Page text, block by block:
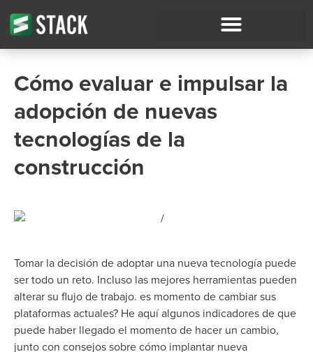
Cómo evaluar e impulsar la
adopción de nuevas
tecnologías de la
construcción
Tomar la decisión de adoptar una nueva tecnología puede
ser todo un reto. Incluso las mejores herramientas pueden
alterar su flujo de trabajo. es momento de cambiar sus
plataformas actuales? He aquí algunos indicadores de que
puede haber llegado el momento de hacer un cambio,
junto con consejos sobre cómo implantar nueva